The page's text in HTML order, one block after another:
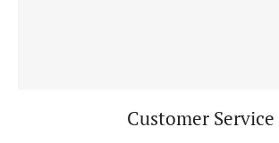
Customer Service